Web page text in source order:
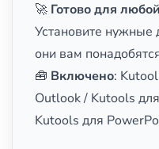
🚀 Готово для
Установите нужные
они вам
🧰 Включено:
Outlook / Kutools
Kutools для